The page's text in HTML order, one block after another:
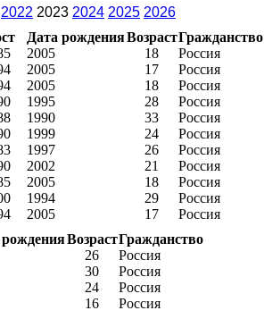
2022 2023 2024 2025 2026
Дата рожденияВозрастГражданство
2005 18
Россия
2005 17
Россия
2005 18
Россия
1995 28
Россия
1990 33
Россия
1999 24
Россия
1997 26
Россия
2002 21
Россия
2005 18
Россия
1994 29
Россия
2005 17
Россия
рожденияВозрастГражданство
26
Россия
30
Россия
24
Россия
16
Россия